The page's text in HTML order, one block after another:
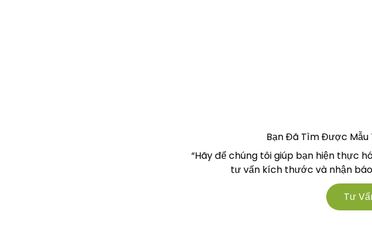
Bạn Đã Tìm Được Mẫu
“Hãy để chúng tôi giúp bạn hiện thực
tư vấn kích thước và nhận
Tư